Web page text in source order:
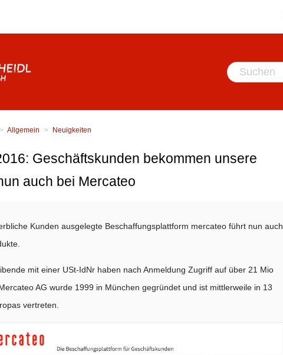
Allgemein Neuigkeiten
Geschäftskunden bekommen unsere
auch bei Mercateo
Kunden ausgelegte Beschaffungsplattform mercateo führt nun auch
mit einer USt-IdNr haben nach Anmeldung Zugriff auf über 21 Mio
AG wurde 1999 in München gegründet und ist mittlerweile in 13
vertreten.